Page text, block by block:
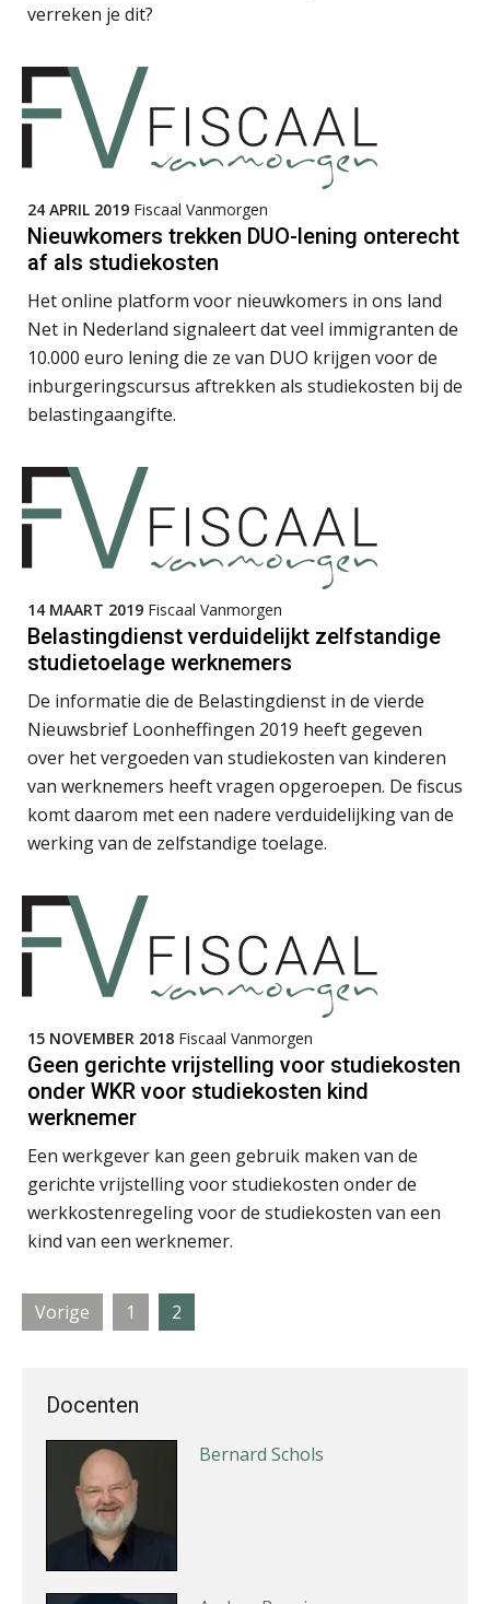
verreken je dit?
24 APRIL 2019 Fiscaal Vanmorgen
Nieuwkomers trekken DUO-lening onterecht
af als studiekosten
Het online platform voor nieuwkomers in ons land
Net in Nederland signaleert dat veel immigranten de
10.000 euro lening die ze van DUO krijgen voor de
inburgeringscursus aftrekken als studiekosten bij de
belastingaangifte.
14 MAART 2019 Fiscaal Vanmorgen
Belastingdienst verduidelijkt zelfstandige
studietoelage werknemers
De informatie die de Belastingdienst in de vierde
Nieuwsbrief Loonheffingen 2019 heeft gegeven
over het vergoeden van studiekosten van kinderen
van werknemers heeft vragen opgeroepen. De fiscus
komt daarom met een nadere verduidelijking van de
werking van de zelfstandige toelage.
15 NOVEMBER 2018 Fiscaal Vanmorgen
Geen gerichte vrijstelling voor studiekosten
onder WKR voor studiekosten kind
werknemer
Een werkgever kan geen gebruik maken van de
gerichte vrijstelling voor studiekosten onder de
werkkostenregeling voor de studiekosten van een
kind van een werknemer.
Vorige Pagina
1 Pagina
2
Docenten
René van der Paardt
Tim van Wordragen
Imke Bos
Jan Mooren
Patrick Wille
Willem Veldhuizen
Rob van Oosterhout
Bernard Schols